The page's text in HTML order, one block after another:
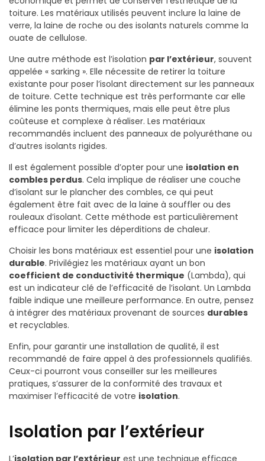
toiture. Les matériaux utilisés peuvent inclure la laine de
verre, la laine de roche ou des isolants naturels comme la
ouate de cellulose.
Une autre méthode est l’isolation par l’extérieur, souvent
appelée « sarking ». Elle nécessite de retirer la toiture
existante pour poser l’isolant directement sur les panneaux
de toiture. Cette technique est très performante car elle
élimine les ponts thermiques, mais elle peut être plus
coûteuse et complexe à réaliser. Les matériaux
recommandés incluent des panneaux de polyuréthane ou
d’autres isolants rigides.
Il est également possible d’opter pour une isolation en
combles perdus. Cela implique de réaliser une couche
d’isolant sur le plancher des combles, ce qui peut
également être fait avec de la laine à souffler ou des
rouleaux d’isolant. Cette méthode est particulièrement
efficace pour limiter les déperditions de chaleur.
Choisir les bons matériaux est essentiel pour une isolation
durable. Privilégiez les matériaux ayant un bon
coefficient de conductivité thermique (Lambda), qui
est un indicateur clé de l’efficacité de l’isolant. Un Lambda
faible indique une meilleure performance. En outre, pensez
à intégrer des matériaux provenant de sources durables
et recyclables.
Enfin, pour garantir une installation de qualité, il est
recommandé de faire appel à des professionnels qualifiés.
Ceux-ci pourront vous conseiller sur les meilleures
pratiques, s’assurer de la conformité des travaux et
maximiser l’efficacité de votre isolation.
Isolation par l’extérieur
L’isolation par l’extérieur est une technique efficace